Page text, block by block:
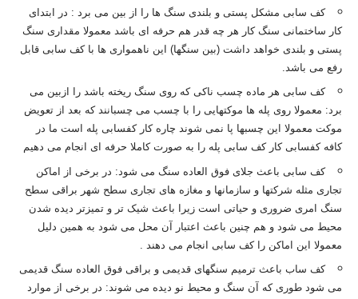
کف سابی مشکل پستی و بلندی سنگ ها را از بین می برد : در ابتدای
کار ساختمانی سنگ کار هر چه قدر هم حرفه ای باشد معمولا مقداری سنگ
پستی و بلندی خواهد داشت (بین سنگها) این ناهمواری ها با کف سابی قابل
رفع می باشد.
کف سابی هر ماده چسب ناکی که روی سنگ ریخته باشد را ازبین می
برد: معمولا روی پله ها موکتهایی را با چسب می چسبانند که بعد از تعویض
موکت معمولا این چسبها پا نمی شوند چاره کار کفسابی پله است ما در
کافه کفسابی کار کف سابی پله را به صورت کاملا حرفه ای انجام می دهیم
کف سابی باعث جلای فوق العاده سنگ می شود: در برخی از اماکن
تجاری مثله شرکتها و سازمانها و مغازه های تجاری سطح شهر براقی سطح
سنگ امری ضروری و حیاتی است زیرا باعث شیک تر و تمیزتر دیده شدن
محیط می شود و هم چنین باعث اعتبار آن محل می شود به همین دلیل
معمولا این اماکن را کف سابی انجام می دهند .
کف ساب باعث ترمیم سنگهای قدیمی و براقی فوق العاده سنگ قدیمی
می شود طوری که آن سنگ و محیط نو دیده می شوند: در برخی از موارد